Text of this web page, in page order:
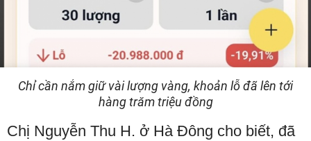
Chỉ cần nắm giữ vài lượng vàng, khoản lỗ đã lên tới
hàng trăm triệu đồng
Chị Nguyễn Thu H. ở Hà Đông cho biết, đã